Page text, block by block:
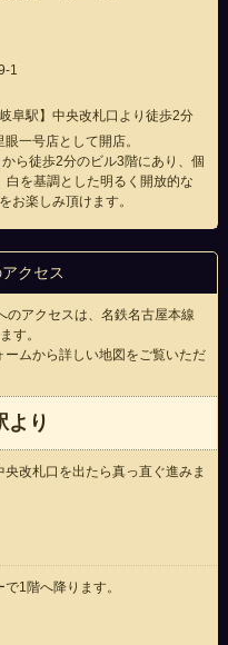
1
阜駅】中央改札口より徒歩2分
一号店として開店。
ら徒歩2分のビル3階にあり、個
白を基調とした明るく開放的な
お楽しみ頂けます。
クセス
のアクセスは、名鉄名古屋本線
す。
ムから詳しい地図をご覧いただ
より
央改札口を出たら真っ直ぐ進みま
1階へ降ります。